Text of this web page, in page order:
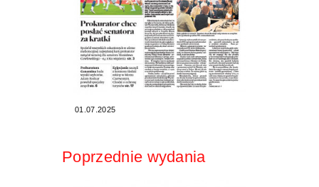
01.07.2025
Poprzednie wydania